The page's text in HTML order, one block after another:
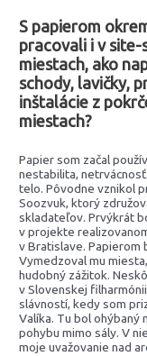
S papierom
pracovali i v
miestach, ako
schody, lavičky,
inštalácie z
miestach?
Papier som začal
nestabilita,
telo. Pôvodne vznikol
Soozvuk, ktorý
skladateľov. Prvýkrát
v projekte
v Bratislave. Papierom
Vymedzoval mu
hudobný zážitok.
v Slovenskej
slávností, kedy som
Valíka. Tu bol
pohybu mimo sály. V
moje uvažovanie nad